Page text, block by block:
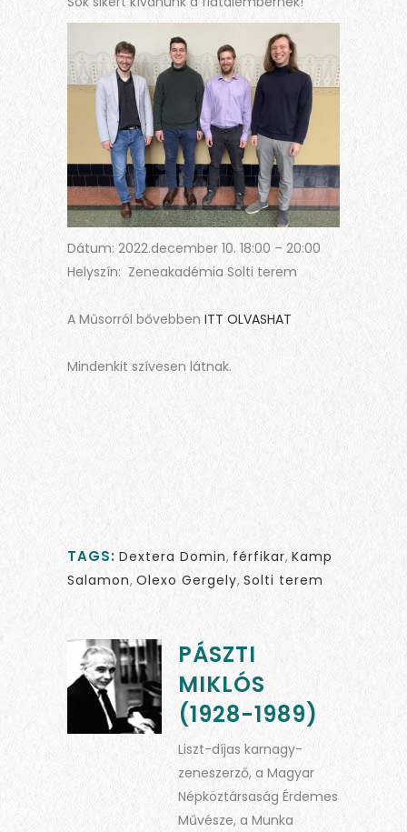
Dátum: 2022.december 10. 18:00 – 20:00
Helyszín: Zeneakadémia Solti terem
A Műsorról bővebben ITT OLVASHAT
Mindenkit szívesen látnak.
TAGS: Dextera Domin, férfikar, Kamp
Salamon, Olexo Gergely, Solti terem
PÁSZTI
MIKLÓS
(1928-1989)
Liszt-díjas karnagy-
zeneszerző, a Magyar
Népköztársaság Érdemes
Művésze, a Munka